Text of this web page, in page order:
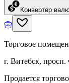
Конвертер
Торговое
г. Витебск, просп.
Продается